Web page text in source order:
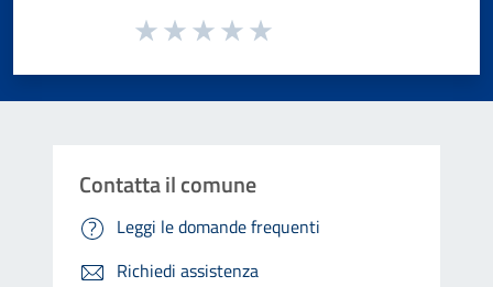
Valuta da 1 a 5 stelle la pagina
Contatta il comune
Leggi le domande frequenti
Richiedi assistenza